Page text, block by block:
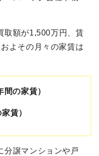
取額が1,500万円、賃
よその月々の家賃は
の家賃）
賃）
分譲マンションや戸